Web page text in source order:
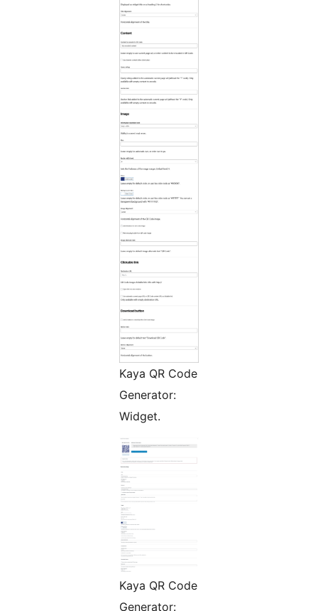
Kaya QR Code
Generator:
Widget.
Kaya QR Code
Generator: